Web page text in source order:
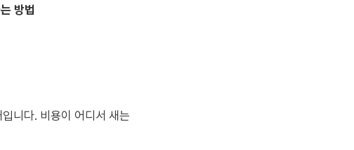
방법
니다. 비용이 어디서 새는